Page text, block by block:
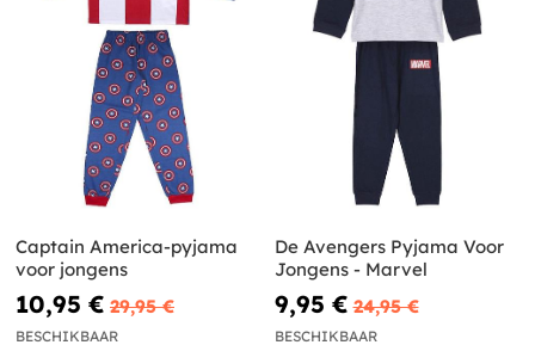
Captain America-pyjama
voor jongens
10,95 € 29,95 €
BESCHIKBAAR
De Avengers Pyjama Voor
Jongens - Marvel
9,95 € 24,95 €
BESCHIKBAAR